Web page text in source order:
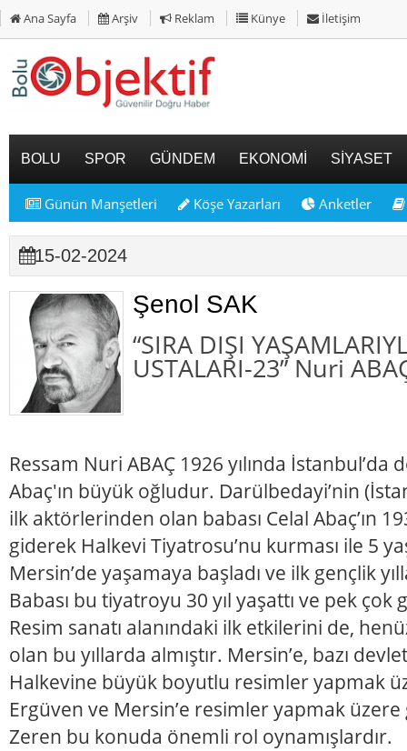
Ana Sayfa Arşiv Reklam Künye İletişim
BOLU SPOR GÜNDEM EKONOMİ SİYASET
Günün Manşetleri Köşe Yazarları Anketler
15-02-2024
Şenol SAK
“SIRA DIŞI
USTALARI-23” Nuri
Ressam Nuri ABAÇ 1926 yılında İstanbul’da
Abaç'ın büyük oğludur. Darülbedayi’nin
ilk aktörlerinden olan babası Celal Abaç’ın
giderek Halkevi Tiyatrosu’nu kurması ile 5
Mersin’de yaşamaya başladı ve ilk gençlik
Babası bu tiyatroyu 30 yıl yaşattı ve pek çok
Resim sanatı alanındaki ilk etkilerini de,
olan bu yıllarda almıştır. Mersin’e, bazı
Halkevine büyük boyutlu resimler yapmak
Ergüven ve Mersin’e resimler yapmak üzere
Zeren bu konuda önemli rol oynamışlardır.